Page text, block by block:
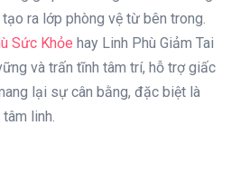
ra lớp phòng vệ từ bên trong.
Sức Khỏe hay Linh Phù Giảm Tai
và trấn tĩnh tâm trí, hỗ trợ giấc
lại sự cân bằng, đặc biệt là
linh.